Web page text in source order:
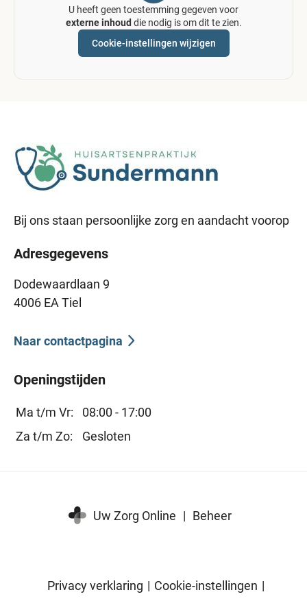
U heeft geen toestemming gegeven voor
externe inhoud die nodig is om dit te zien.
Cookie-instellingen wijzigen
Bij ons staan persoonlijke zorg en aandacht voorop
Adresgegevens
Dodewaardlaan 9
4006 EA Tiel
Naar contactpagina
Openingstijden
Ma t/m Vr:
08:00 - 17:00
Za t/m Zo:
Gesloten
Uw Zorg Online | Beheer
Privacy verklaring | Cookie-instellingen |